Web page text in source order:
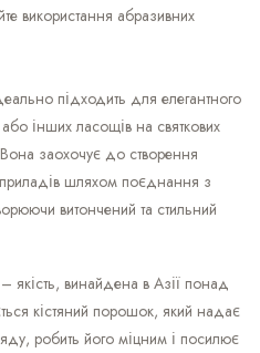
використання абразивних
підходить для елегантного
інших ласощів на святкових
заохочує до створення
приладів шляхом поєднання з
витончений та стильний
– якість, винайдена в Азії понад
кістяний порошок, який надає
робить його міцним і посилює